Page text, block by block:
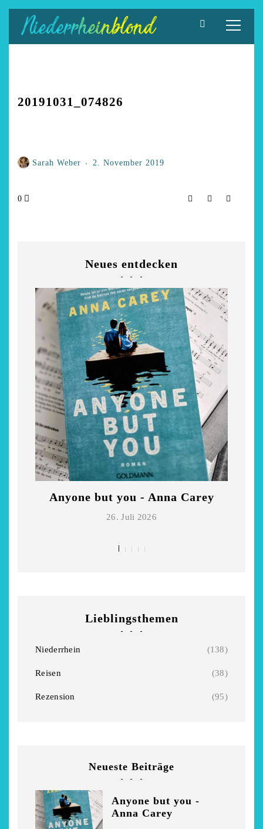
Inhalt
springen
Hofcafés am
Niederrhein
2. Mai 2026
Garnier
Neues entdecken
Anyone but you - Anna Carey
26. Juli 2026
Lieblingsthemen
Niederrhein (138)
Reisen (38)
Rezension (95)
Neueste Beiträge
Anyone but you -
Anna Carey
20191031_074826
Sarah Weber 2. November 2019
0